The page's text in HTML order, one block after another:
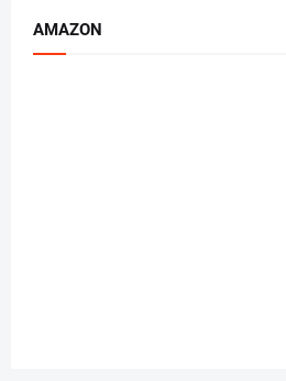
AMAZON